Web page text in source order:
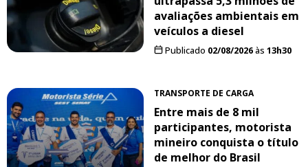
avaliações ambientais em
veículos a diesel
Publicado 02/08/2026às 13h30
TRANSPORTE DE CARGA
Entre mais de 8 mil
participantes, motorista
mineiro conquista o título
de melhor do Brasil